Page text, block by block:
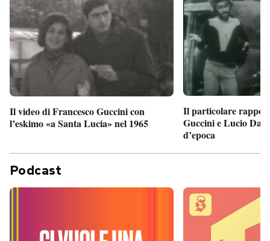
Il video di Francesco Guccini con
l’eskimo «a Santa Lucia» nel 1965
Il particolare
Guccini e Lucio
d’epoca
Podcast